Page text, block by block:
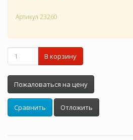
Артикул 23260
В корзину
Пожаловаться на цену
Сравнить Отложить